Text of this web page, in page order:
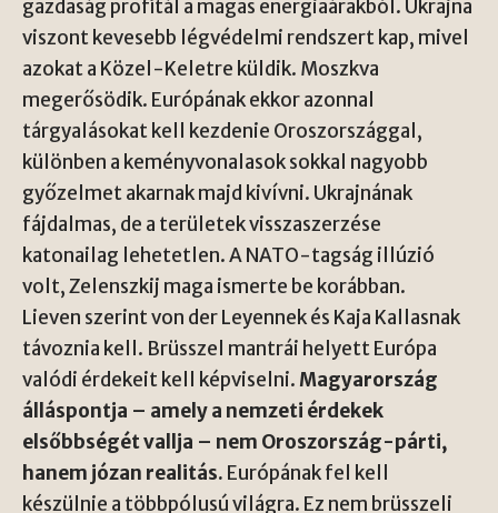
gazdaság profitál a magas energiaárakból. Ukrajna
viszont kevesebb légvédelmi rendszert kap, mivel
azokat a Közel-Keletre küldik. Moszkva
megerősödik. Európának ekkor azonnal
tárgyalásokat kell kezdenie Oroszországgal,
különben a keményvonalasok sokkal nagyobb
győzelmet akarnak majd kivívni. Ukrajnának
fájdalmas, de a területek visszaszerzése
katonailag lehetetlen. A NATO-tagság illúzió
volt, Zelenszkij maga ismerte be korábban.
Lieven szerint von der Leyennek és Kaja Kallasnak
távoznia kell. Brüsszel mantrái helyett Európa
valódi érdekeit kell képviselni.Magyarország
álláspontja – amely a nemzeti érdekek
elsőbbségét vallja – nem Oroszország-párti,
hanem józan realitás. Európának fel kell
készülnie a többpólusú világra. Ez nem brüsszeli